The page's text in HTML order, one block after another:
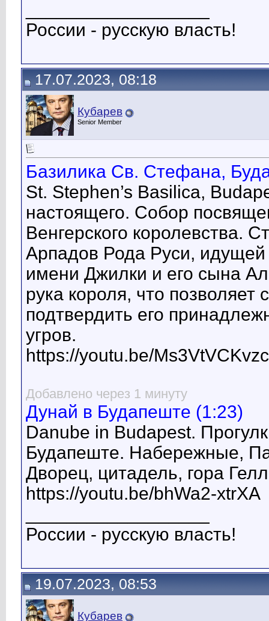
России - русскую власть!
17.07.2023, 08:18
Кубарев
Senior Member
Базилика Св. Стефана,
St. Stephen’s Basilica,
настоящего. Собор
Венгерского королевства.
Арпадов Рода Руси,
имени Джилки и его сына
рука короля, что
подтвердить его
угров.
https://youtu.be/Ms3VtVCKvzc
Добавлено через 1 минуту
Дунай в Будапеште (1:23)
Danube in Budapest.
Будапеште. Набережные,
Дворец, цитадель, гора
https://youtu.be/bhWa2-xtrXA
России - русскую власть!
19.07.2023, 08:53
Кубарев